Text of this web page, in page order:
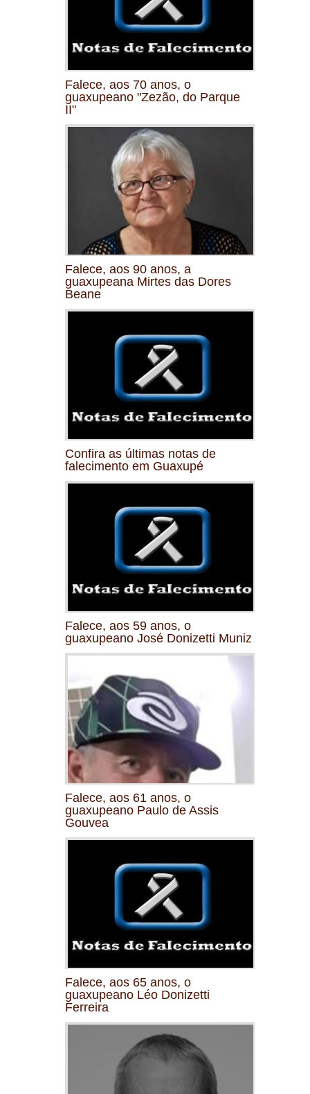
Falece, aos 70 anos, o
guaxupeano "Zezão, do Parque
II"
Falece, aos 90 anos, a
guaxupeana Mirtes das Dores
Beane
Confira as últimas notas de
falecimento em Guaxupé
Falece, aos 59 anos, o
guaxupeano José Donizetti Muniz
Falece, aos 61 anos, o
guaxupeano Paulo de Assis
Gouvea
Falece, aos 65 anos, o
guaxupeano Léo Donizetti
Ferreira